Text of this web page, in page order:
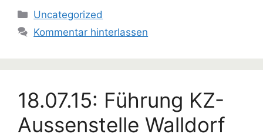
Kategorien
Uncategorized
Kommentar hinterlassen
18.07.15: Führung KZ-
Aussenstelle Walldorf